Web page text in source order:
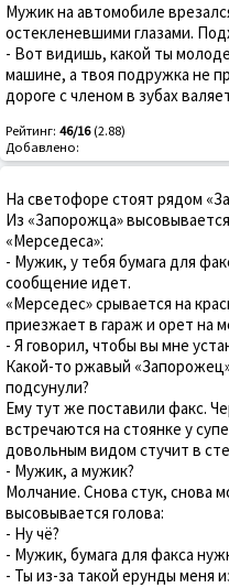
Мужик на автомобиле
остекленевшими глазами.
- Вот видишь, какой ты
машине, а твоя подружка не
дороге с членом в зубах
Рейтинг: 46/16(2.88)
Добавлено:
На светофоре стоят рядом
Из «Запорожца»
«Мерседеса»:
- Мужик, у тебя бумага для
сообщение идет.
«Мерседес» срывается на
приезжает в гараж и орет на
- Я говорил, чтобы вы мне
Какой-то ржавый
подсунули?
Ему тут же поставили факс.
встречаются на стоянке у
довольным видом стучит в
- Мужик, а мужик?
Молчание. Снова стук, снова
высовывается голова:
- Ну чё?
- Мужик, бумага для факса
- Ты из-за такой ерунды меня